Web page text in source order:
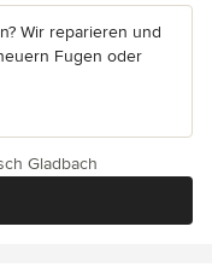
Wir reparieren und
Fugen oder
Gladbach